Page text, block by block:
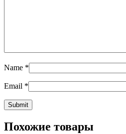
Name *
Email *
Похожие товары